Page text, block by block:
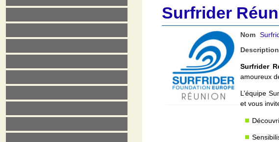
Surfrider
Nom
Surfrider
amoureux
L’équipe
et vous